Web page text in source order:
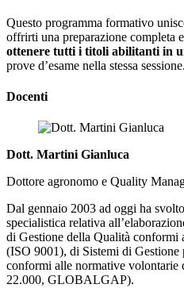
Questo programma formativo
offrirti una preparazione completa
ottenere tutti i titoli abilitanti in
prove d’esame nella stessa sessione.
Docenti
Dott. Martini Gianluca
Dottore agronomo e Quality
Dal gennaio 2003 ad oggi ha
specialistica relativa
di Gestione della Qualità conformi
(ISO 9001), di Sistemi di Gestione
conformi alle normative volontarie
22.000, GLOBALGAP).